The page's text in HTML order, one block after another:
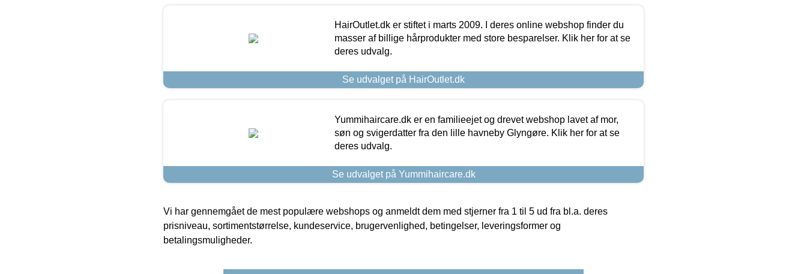
HairOutlet.dk er stiftet i marts 2009. I deres online webshop finder du
masser af billige hårprodukter med store besparelser. Klik her for at se
deres udvalg.
Se udvalget på HairOutlet.dk
Yummihaircare.dk er en familieejet og drevet webshop lavet af mor,
søn og svigerdatter fra den lille havneby Glyngøre. Klik her for at se
deres udvalg.
Se udvalget på Yummihaircare.dk
Vi har gennemgået de mest populære webshops og anmeldt dem med stjerner fra 1 til 5 ud fra bl.a. deres
prisniveau, sortimentstørrelse, kundeservice, brugervenlighed, betingelser, leveringsformer og
betalingsmuligheder.